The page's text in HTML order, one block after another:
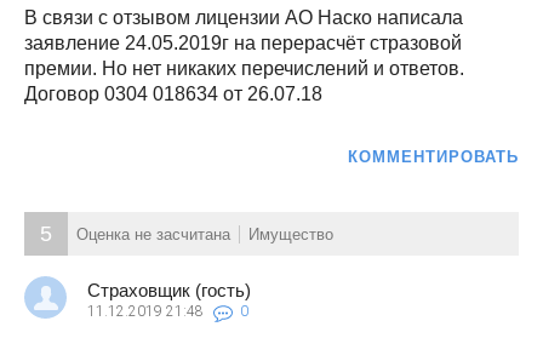
В связи с отзывом лицензии АО Наско написала
заявление 24.05.2019г на перерасчёт стразовой
премии. Но нет никаких перечислений и ответов.
Договор 0304 018634 от 26.07.18
КОММЕНТИРОВАТЬ
5 Оценка не засчитана Имущество
Страховщик (гость)
11.12.2019 21:48 0